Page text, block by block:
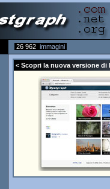
26 962 immagini
< Scopri la nuova versione di